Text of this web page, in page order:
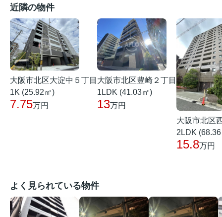
近隣の物件
大阪市北区大淀中５丁目
1K (25.92㎡)
7.75万円
大阪市北区豊崎２丁目
1LDK (41.03㎡)
13万円
大阪市北区
2LDK
15.8万円
よく見られている物件